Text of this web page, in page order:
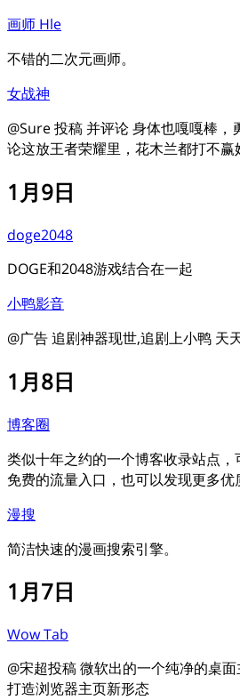
画师 Hle
不错的二次元画师。
女战神
@Sure 投稿 并评论 身体也嘎嘎棒，
论这放王者荣耀里，花木兰都打不赢
1月9日
doge2048
DOGE和2048游戏结合在一起
小鸭影音
@广告 追剧神器现世,追剧上小鸭 天
1月8日
博客圈
类似十年之约的一个博客收录站点
免费的流量入口，也可以发现更多优
漫搜
简洁快速的漫画搜索引擎。
1月7日
Wow Tab
@宋超投稿 微软出的一个纯净的桌
打造浏览器主页新形态